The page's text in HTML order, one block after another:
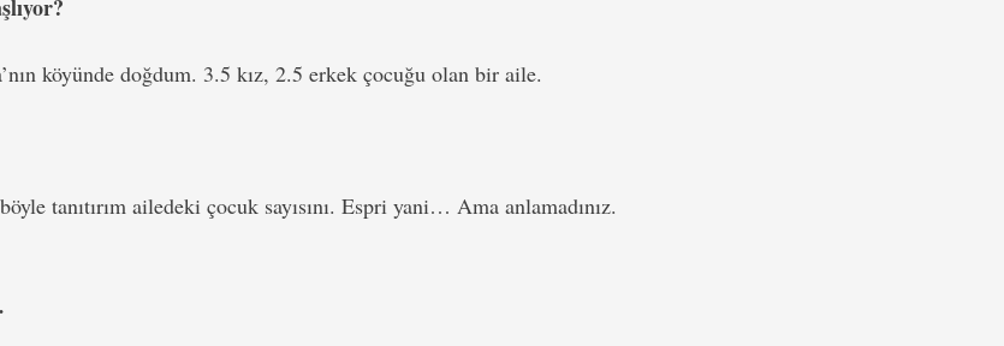
köyünde doğdum. 3.5 kız, 2.5 erkek çocuğu olan bir aile.
tanıtırım ailedeki çocuk sayısını. Espri yani… Ama anlamadınız.